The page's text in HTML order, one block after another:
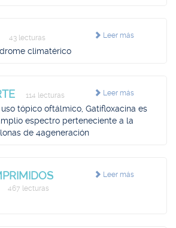
Leer más
43 lecturas
climatérico
Leer más
114 lecturas
tópico oftálmico, Gatifloxacina es
espectro perteneciente a la
de 4ageneración
Leer más
467 lecturas